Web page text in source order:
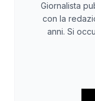
Giornalista
con la
anni. Si